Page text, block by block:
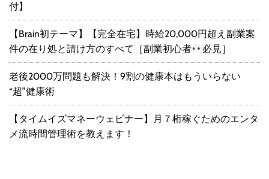
付】
【Brain初テーマ】【完全在宅】時給20,000円超え副業案
件の在り処と請け方のすべて［副業初心者
必見］
老後2000万問題も解決！9割の健康本はもういらない
“超”健康術
【タイムイズマネーウェビナー】月７桁稼ぐためのエンタ
メ流時間管理術を教えます！